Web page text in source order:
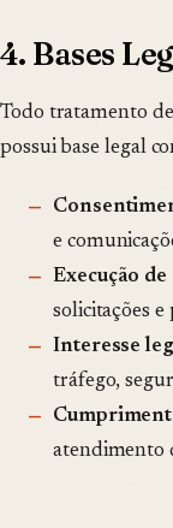
4. Bases
Todo tratamento
possui base legal
e
Execução
solicitações e
Interesse
tráfego,
atendimento